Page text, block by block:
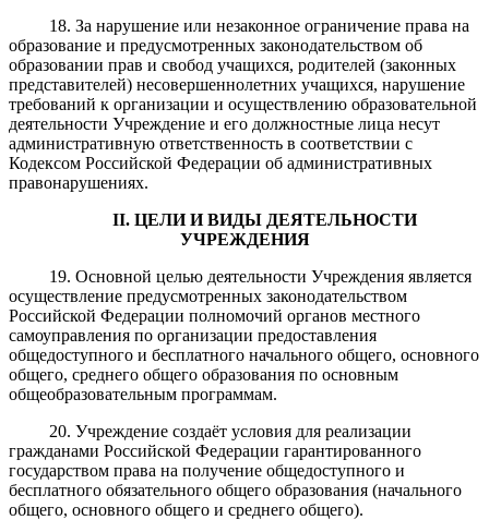
18. За нарушение или незаконное ограничение права на
образование и предусмотренных законодательством об
образовании прав и свобод учащихся, родителей (законных
представителей) несовершеннолетних учащихся, нарушение
требований к организации и осуществлению образовательной
деятельности Учреждение и его должностные лица несут
административную ответственность в соответствии с
Кодексом Российской Федерации об административных
правонарушениях.
II. ЦЕЛИ И ВИДЫ ДЕЯТЕЛЬНОСТИ
УЧРЕЖДЕНИЯ
19. Основной целью деятельности Учреждения является
осуществление предусмотренных законодательством
Российской Федерации полномочий органов местного
самоуправления по организации предоставления
общедоступного и бесплатного начального общего, основного
общего, среднего общего образования по основным
общеобразовательным программам.
20. Учреждение создаёт условия для реализации
гражданами Российской Федерации гарантированного
государством права на получение общедоступного и
бесплатного обязательного общего образования (начального
общего, основного общего и среднего общего).